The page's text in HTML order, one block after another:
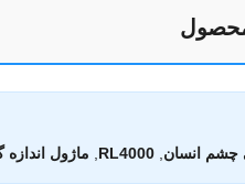
چشم انسان RL4000 ماژول اندازه